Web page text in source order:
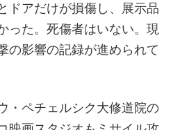
ドアだけが損傷し、展示品
った。死傷者はいない。現
の影響の記録が進められて
・ペチェルシク大修道院の